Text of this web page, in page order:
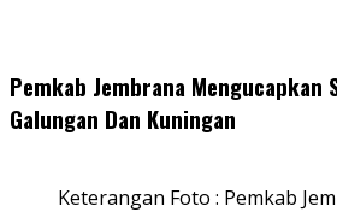
Pemkab Jembrana Mengucapkan
Galungan Dan Kuningan
Keterangan Foto : Pemkab